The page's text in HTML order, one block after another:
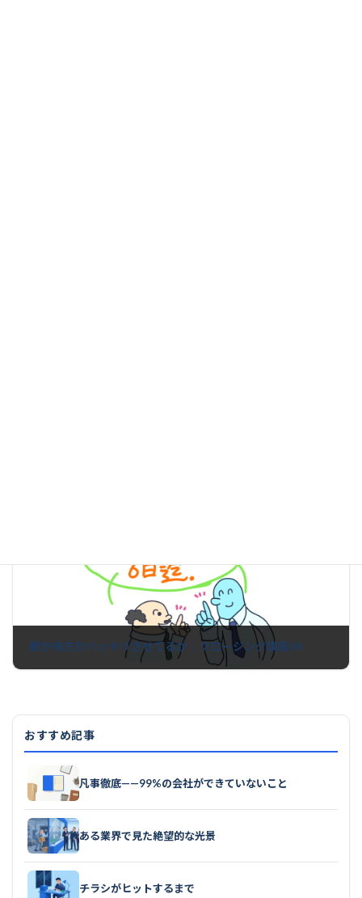
敵か味方かハッキリさせてるか｜クロージング講座04
2021年8月15日
おすすめ記事
凡事徹底——99%の会社ができていないこと
ある業界で見た絶望的な光景
チラシがヒットするまで